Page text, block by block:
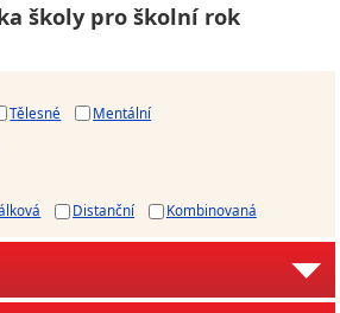
školy pro školní rok
Tělesné
Mentální
Distanční Kombinovaná